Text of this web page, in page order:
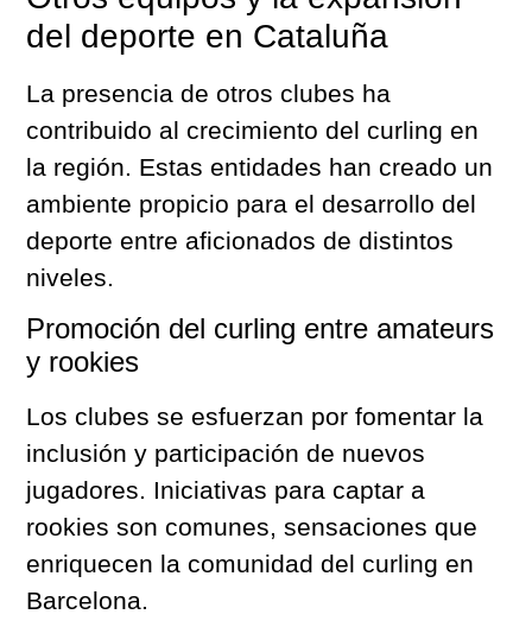
del deporte en Cataluña
La presencia de otros clubes ha
contribuido al crecimiento del curling en
la región. Estas entidades han creado un
ambiente propicio para el desarrollo del
deporte entre aficionados de distintos
niveles.
Promoción del curling entre amateurs
y rookies
Los clubes se esfuerzan por fomentar la
inclusión y participación de nuevos
jugadores. Iniciativas para captar a
rookies son comunes, sensaciones que
enriquecen la comunidad del curling en
Barcelona.